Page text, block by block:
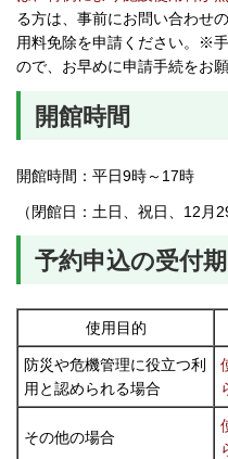
る方は、事前にお問い合わせ
用料免除を申請ください。※
ので、お早めに申請手続をお
開館時間
開館時間：平日9時～17時
（閉館日：土日、祝日、12月
予約申込の受付
使用目的
防災や危機管理に役立つ利
用と認められる場合
その他の場合